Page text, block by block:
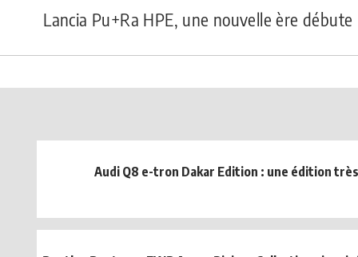
Lancia Pu+Ra HPE, une nouvelle ère
Audi Q8 e-tron Dakar Edition : une édition